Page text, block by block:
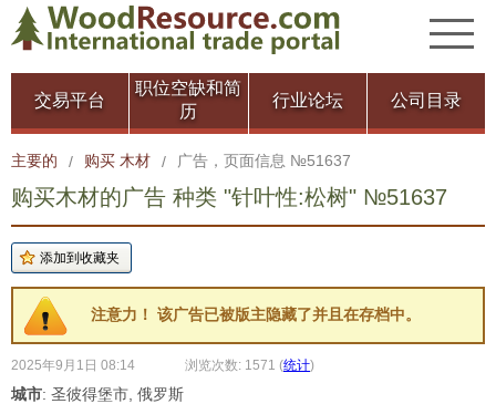
交易平台
职位空缺和简
历
行业论坛 公司目录
主要的 / 购买 木材 / 广告，页面信息 №51637
购买木材的广告 种类 "针叶性:松树" №51637
注意力！ 该广告已被版主隐藏了并且在存档中。
2025年9月1日 08:14 浏览次数: 1571 (统计)
城市: 圣彼得堡市, 俄罗斯